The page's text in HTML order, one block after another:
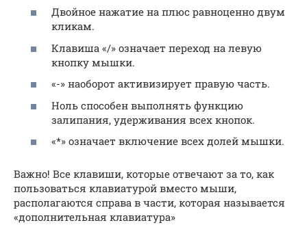
Двойное нажатие на плюс равноценно двум
кликам.
Клавиша «/» означает переход на левую
кнопку мышки.
«-» наоборот активизирует правую часть.
Ноль способен выполнять функцию
залипания, удерживания всех кнопок.
«*» означает включение всех долей мышки.
Важно! Все клавиши, которые отвечают за то, как
пользоваться клавиатурой вместо мыши,
располагаются справа в части, которая называется
«дополнительная клавиатура»